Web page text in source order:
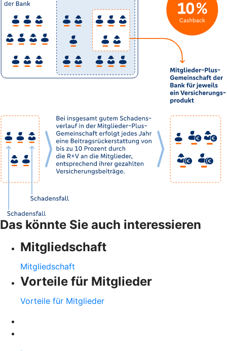
Das könnte Sie auch interessieren
Mitgliedschaft
Mitgliedschaft
Vorteile für Mitglieder
Vorteile für Mitglieder